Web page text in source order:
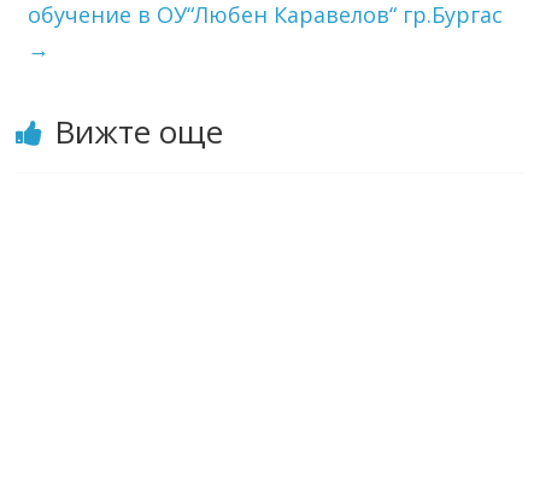
обучение в ОУ“Любен Каравелов“ гр.Бургас
→
Вижте още